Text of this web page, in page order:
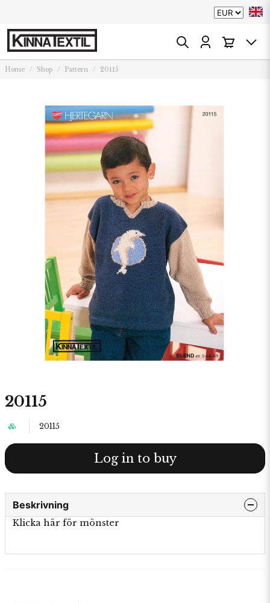
Home Shop Pattern 20115
20115
20115
Log in to buy
Beskrivning
Klicka här för mönster